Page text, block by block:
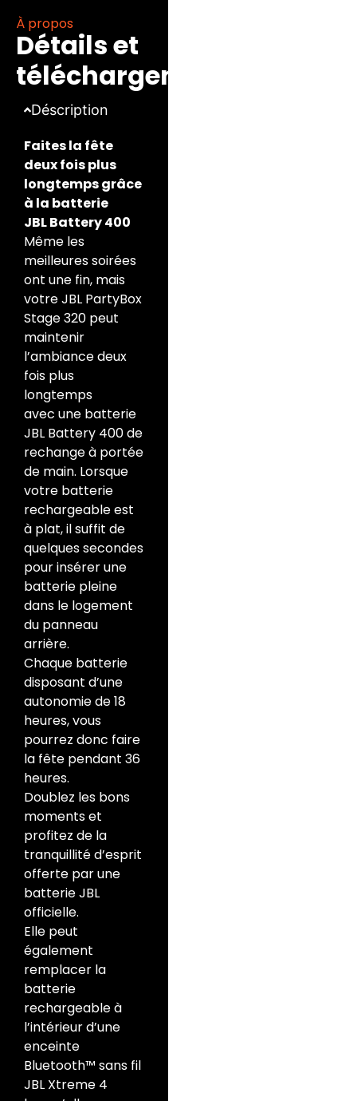
Chaque batterie
disposant d’une
autonomie de 18
heures, vous pourrez
donc faire la fête
pendant 36 heures.
À propos
Détails et
téléchargements
Déscription
Faites la fête
deux fois plus
longtemps grâce
à la batterie
JBL Battery 400
Même les
meilleures soirées
ont une fin, mais
votre JBL PartyBox
Stage 320 peut
maintenir
l’ambiance deux
fois plus
longtemps
avec une batterie
JBL Battery 400 de
rechange à portée
de main. Lorsque
votre batterie
rechargeable est
à plat, il suffit de
quelques secondes
pour insérer une
batterie pleine
dans le logement
du panneau
arrière.
Chaque batterie
disposant d’une
autonomie de 18
heures, vous
pourrez donc faire
la fête pendant 36
heures.
Doublez les bons
moments et
profitez de la
tranquillité d’esprit
offerte par une
batterie JBL
officielle.
Elle peut
également
remplacer la
batterie
rechargeable à
l’intérieur d’une
enceinte
Bluetooth™ sans fil
JBL Xtreme 4